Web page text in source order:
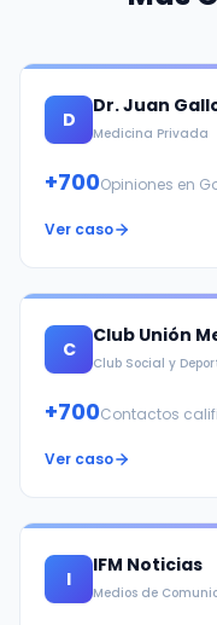
D
Dr. Juan
Medicina Privada
+700Opiniones en
Ver caso
C
Club Unión
Club Social y
+700Contactos
Ver caso
I
IFM Noticias
Medios de